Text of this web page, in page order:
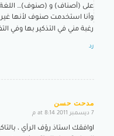
على (أصناف) و (صنوف)… اللغة
وأنا استخدمت صنوف لأنها غير
رغبة مني في التذكير بها وفي
رد
مدحت حسن
says:
7 ديسمبر 2011 at 8:14 م
اوافقك استاذ رؤف الرأي ،